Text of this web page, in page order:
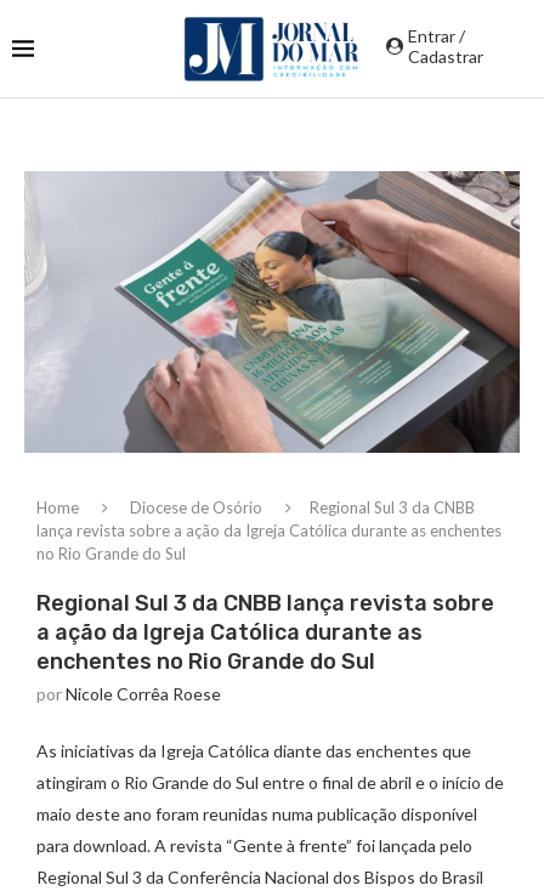
Entrar /
Cadastrar
Home Diocese de Osório
Regional Sul 3 da CNBB
lança revista sobre a ação da Igreja Católica durante as enchentes
no Rio Grande do Sul
Regional Sul 3 da CNBB lança revista sobre
a ação da Igreja Católica durante as
enchentes no Rio Grande do Sul
porNicole Corrêa Roese
As iniciativas da Igreja Católica diante das enchentes que
atingiram o Rio Grande do Sul entre o final de abril e o início de
maio deste ano foram reunidas numa publicação disponível
para download. A revista “Gente à frente” foi lançada pelo
Regional Sul 3 da Conferência Nacional dos Bispos do Brasil